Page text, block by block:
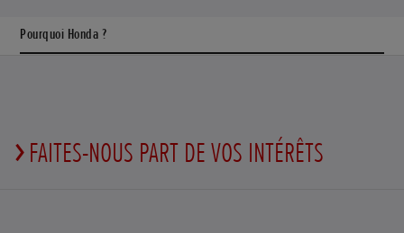
Pourquoi Honda ?
FAITES-NOUS PART DE VOS INTÉRÊTS